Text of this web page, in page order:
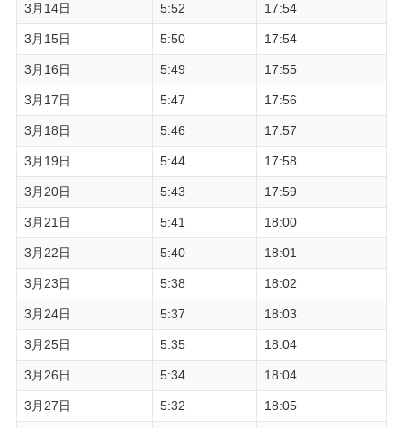
3月14日 5:52 17:54
3月15日 5:50 17:54
3月16日 5:49 17:55
3月17日 5:47 17:56
3月18日 5:46 17:57
3月19日 5:44 17:58
3月20日 5:43 17:59
3月21日 5:41 18:00
3月22日 5:40 18:01
3月23日 5:38 18:02
3月24日 5:37 18:03
3月25日 5:35 18:04
3月26日 5:34 18:04
3月27日 5:32 18:05